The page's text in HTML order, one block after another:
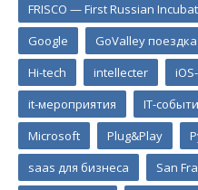
FRISCO — First Russian
Google
GoValley
Hi-tech
intellecter
it-мероприятия
IT-
Microsoft
Plug&Play
saas для бизнеса
San